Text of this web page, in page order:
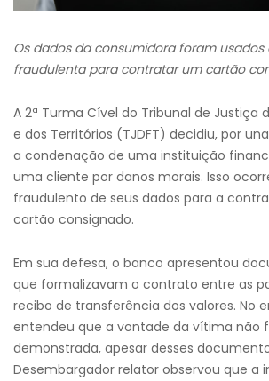
Os dados da consumidora foram
fraudulenta para contratar um cartão
A 2ª Turma Cível do Tribunal de Justiça
e dos Territórios (TJDFT) decidiu, por
a condenação de uma instituição
uma cliente por danos morais. Isso
fraudulento de seus dados para a
cartão consignado.
Em sua defesa, o banco apresentou
que formalizavam o contrato entre as
recibo de transferência dos valores. No
entendeu que a vontade da vítima não
demonstrada, apesar desses
Desembargador relator observou que a